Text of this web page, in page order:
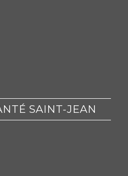
SAINT-JEAN